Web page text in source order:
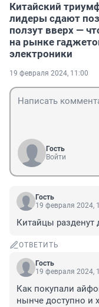
Китайский
лидеры сдают
ползут вверх —
на рынке
электроники
19 февраля 2024, 11:00
Гость
Войти
Гость
19 февраля 2024,
Китайцы разденут
ОТВЕТИТЬ
Гость
19 февраля 2024,
Как покупали
нынче доступно и